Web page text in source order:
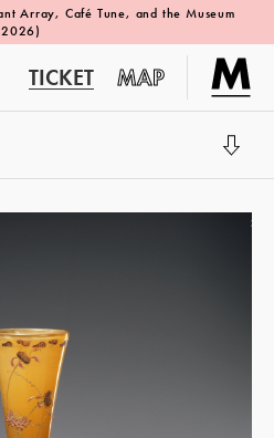
Array, Café Tune, and the Museum
2026)
TICKET MAP